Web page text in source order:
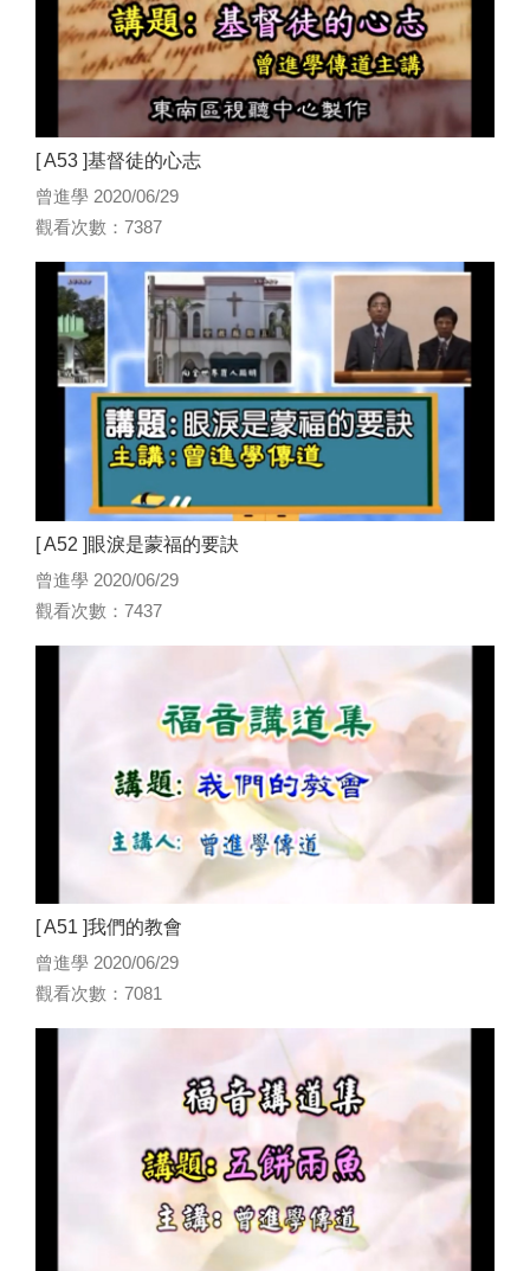
[ A53 ]基督徒的心志
曾進學 2020/06/29
觀看次數：7387
[ A52 ]眼淚是蒙福的要訣
曾進學 2020/06/29
觀看次數：7437
[ A51 ]我們的教會
曾進學 2020/06/29
觀看次數：7081